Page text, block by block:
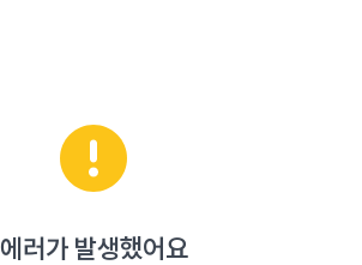
에러가 발생했어요